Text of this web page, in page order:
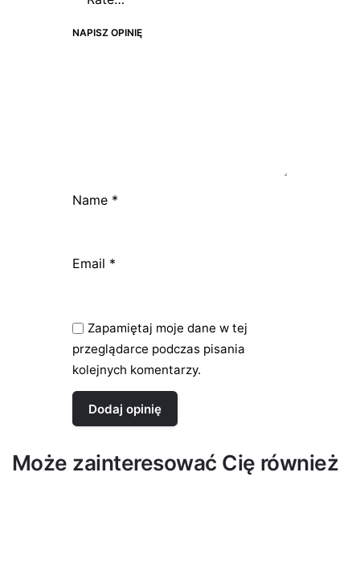
NAPISZ OPINIĘ
Name *
Email *
Zapamiętaj moje dane w tej
przeglądarce podczas pisania
kolejnych komentarzy.
Może zainteresować Cię również